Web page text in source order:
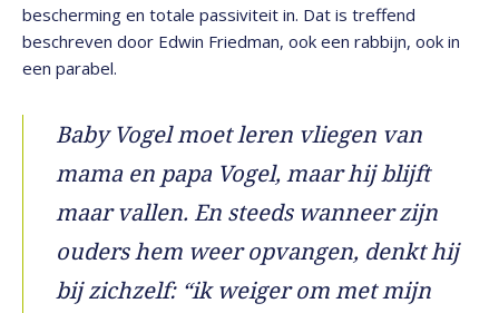
bescherming en totale passiviteit in. Dat is treffend
beschreven door Edwin Friedman, ook een rabbijn, ook in
een parabel.
Baby Vogel moet leren vliegen van
mama en papa Vogel, maar hij blijft
maar vallen. En steeds wanneer zijn
ouders hem weer opvangen, denkt hij
bij zichzelf: “ik weiger om met mijn